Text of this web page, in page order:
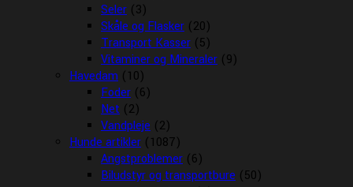
Seler (3)
Skåle og Flasker (20)
Transport Kasser (5)
Vitaminer og Mineraler (9)
Havedam (10)
Foder (6)
Net (2)
Vandpleje (2)
Hunde artikler (1087)
Angstproblemer (6)
Biludstyr og transportbure (50)